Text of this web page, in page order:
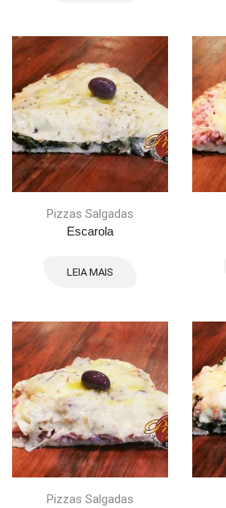
Pizzas Salgadas
Escarola
LEIA MAIS
Pizzas Salgadas